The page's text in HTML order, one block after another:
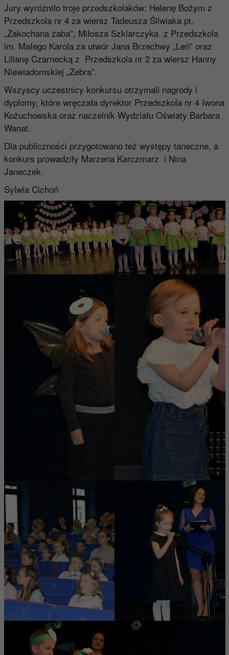
Jury wyróżniło troje przedszkolaków: Helenę Bożym z
Przedszkola nr 4 za wiersz Tadeusza Śliwiaka pt.
„Zakochana żaba”, Miłosza Szklarczyka z Przedszkola
im. Małego Karola za utwór Jana Brzechwy „Leń” oraz
Lilianę Czarnecką z Przedszkola nr 2 za wiersz Hanny
Niewiadomskiej „Zebra”.
Wszyscy uczestnicy konkursu otrzymali nagrody i
dyplomy, które wręczała dyrektor Przedszkola nr 4 Iwona
Kożuchowska oraz naczelnik Wydziału Oświaty Barbara
Wanat.
Dla publiczności przygotowano też występy taneczne, a
konkurs prowadziły Marzena Karczmarz i Nina
Janeczek.
Sylwia Cichoń